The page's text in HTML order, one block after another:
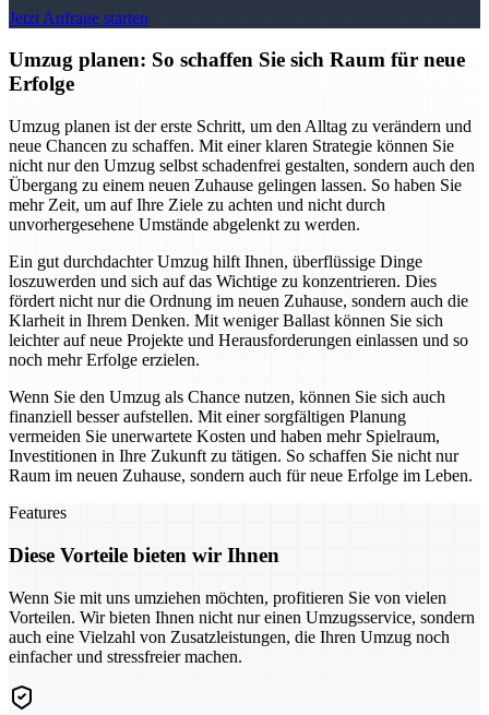
Jetzt Anfrage starten
Umzug planen: So schaffen Sie sich Raum für neue
Erfolge
Umzug planen ist der erste Schritt, um den Alltag zu verändern und
neue Chancen zu schaffen. Mit einer klaren Strategie können Sie
nicht nur den Umzug selbst schadenfrei gestalten, sondern auch den
Übergang zu einem neuen Zuhause gelingen lassen. So haben Sie
mehr Zeit, um auf Ihre Ziele zu achten und nicht durch
unvorhergesehene Umstände abgelenkt zu werden.
Ein gut durchdachter Umzug hilft Ihnen, überflüssige Dinge
loszuwerden und sich auf das Wichtige zu konzentrieren. Dies
fördert nicht nur die Ordnung im neuen Zuhause, sondern auch die
Klarheit in Ihrem Denken. Mit weniger Ballast können Sie sich
leichter auf neue Projekte und Herausforderungen einlassen und so
noch mehr Erfolge erzielen.
Wenn Sie den Umzug als Chance nutzen, können Sie sich auch
finanziell besser aufstellen. Mit einer sorgfältigen Planung
vermeiden Sie unerwartete Kosten und haben mehr Spielraum,
Investitionen in Ihre Zukunft zu tätigen. So schaffen Sie nicht nur
Raum im neuen Zuhause, sondern auch für neue Erfolge im Leben.
Features
Diese Vorteile bieten wir Ihnen
Wenn Sie mit uns umziehen möchten, profitieren Sie von vielen
Vorteilen. Wir bieten Ihnen nicht nur einen Umzugsservice, sondern
auch eine Vielzahl von Zusatzleistungen, die Ihren Umzug noch
einfacher und stressfreier machen.